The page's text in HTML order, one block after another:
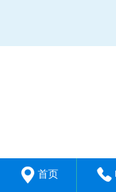
 首页 